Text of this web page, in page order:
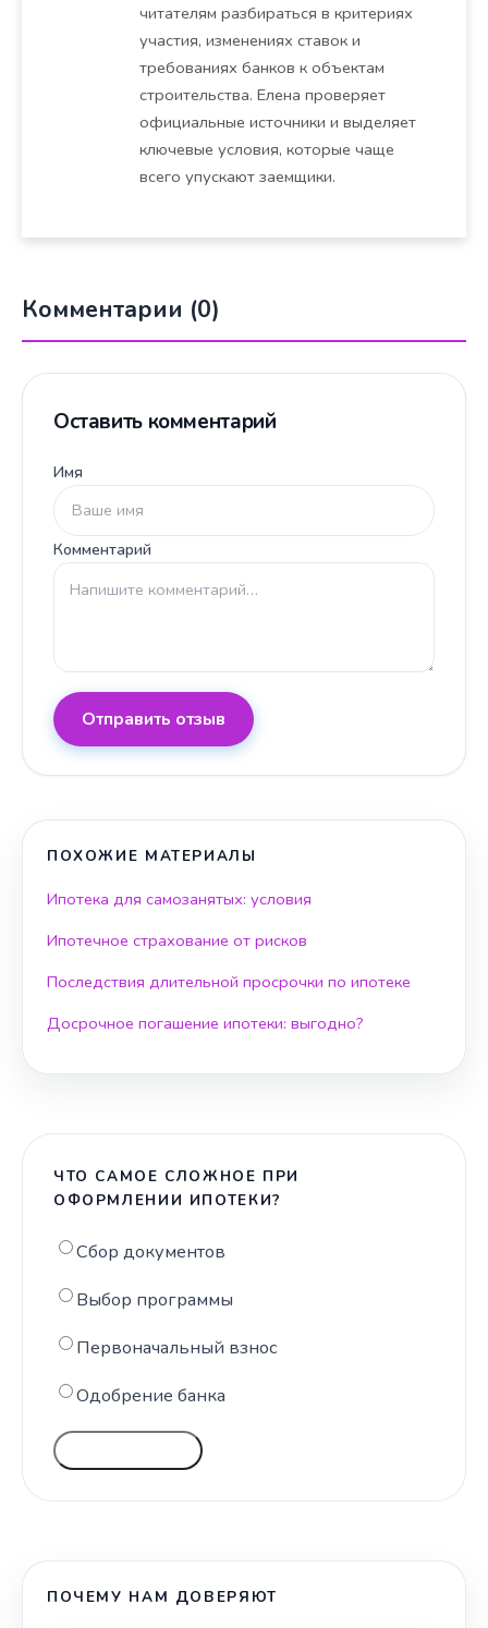
читателям разбираться в критериях
участия, изменениях ставок и
требованиях банков к объектам
строительства. Елена проверяет
официальные источники и выделяет
ключевые условия, которые чаще
всего упускают заемщики.
Комментарии (0)
Оставить комментарий
Имя
Комментарий
Отправить отзыв
ПОХОЖИЕ МАТЕРИАЛЫ
Ипотека для самозанятых: условия
Ипотечное страхование от рисков
Последствия длительной просрочки по ипотеке
Досрочное погашение ипотеки: выгодно?
ЧТО САМОЕ СЛОЖНОЕ ПРИ
ОФОРМЛЕНИИ ИПОТЕКИ?
Сбор документов
Выбор программы
Первоначальный взнос
Одобрение банка
ПОЧЕМУ НАМ ДОВЕРЯЮТ